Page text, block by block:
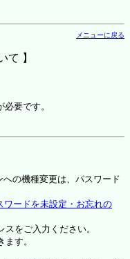
メニューに戻る
て 】
要です。
の機種変更は、パスワード
ワードを未設定・お忘れの
をご入力ください。
す。